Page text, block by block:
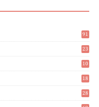
91
1
23
2
10
15
18
9
28
6